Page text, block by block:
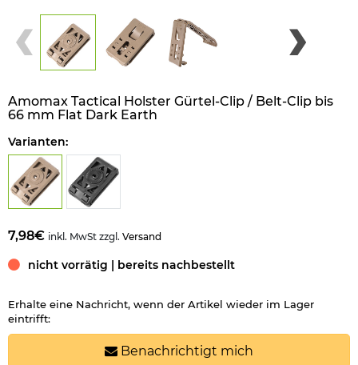
Amomax Tactical Holster Gürtel-Clip / Belt-Clip bis
66 mm Flat Dark Earth
Varianten:
7,98€ inkl. MwSt zzgl. Versand
nicht vorrätig | bereits nachbestellt
Erhalte eine Nachricht, wenn der Artikel wieder im Lager
eintrifft:
Benachrichtigt mich